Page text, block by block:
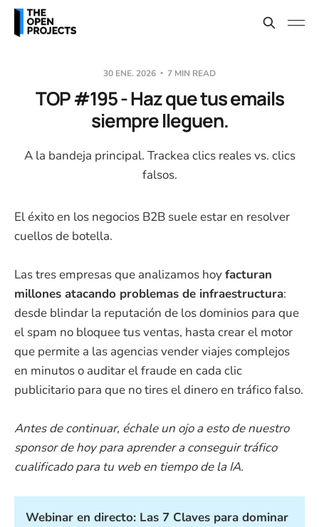
30 ENE. 2026 7 MIN READ
TOP #195 - Haz que tus emails
siempre lleguen.
A la bandeja principal. Trackea clics reales vs. clics
falsos.
El éxito en los negocios B2B suele estar en resolver
cuellos de botella.
Las tres empresas que analizamos hoyfacturan
millones atacando problemas de infraestructura:
desde blindar la reputación de los dominios para que
el spam no bloquee tus ventas, hasta crear el motor
que permite a las agencias vender viajes complejos
en minutos o auditar el fraude en cada clic
publicitario para que no tires el dinero en tráfico falso.
Antes de continuar, échale un ojo a esto de nuestro
sponsor de hoy para aprender a conseguir tráfico
cualificado para tu web en tiempo de la IA.
Webinar en directo: Las 7 Claves para dominar